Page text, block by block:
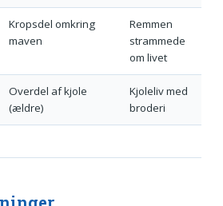
Kropsdel omkring
maven
Remmen
strammede
om livet
Overdel af kjole
(ældre)
Kjoleliv med
broderi